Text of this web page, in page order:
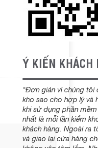
Ý KIẾN KHÁCH
"Đơn giản vì chúng tôi
kho sao cho hợp lý và
khi sử dụng phần
nhất là mỗi lần kiểm
khách hàng. Ngoài ra
và giao lại cửa hàng